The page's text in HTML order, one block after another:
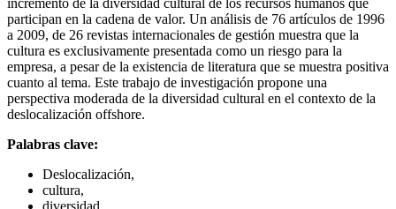
incremento de la diversidad cultural de los recursos humanos que
participan en la cadena de valor. Un análisis de 76 artículos de 1996
a 2009, de 26 revistas internacionales de gestión muestra que la
cultura es exclusivamente presentada como un riesgo para la
empresa, a pesar de la existencia de literatura que se muestra positiva
cuanto al tema. Este trabajo de investigación propone una
perspectiva moderada de la diversidad cultural en el contexto de la
deslocalización offshore.
Palabras clave:
Deslocalización,
cultura,